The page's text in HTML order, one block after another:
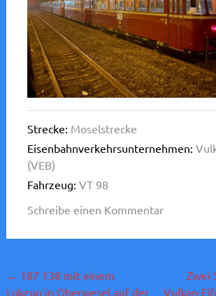
Strecke: Moselstrecke
Eisenbahnverkehrsunternehmen:
(VEB)
Fahrzeug: VT 98
Schreibe einen Kommentar
Beitragsnavigation
← 187 138 mit einem
Lokzug in Oberwesel auf der
Zwei
Vulkan-